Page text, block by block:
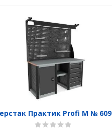
Практик Profi M № 609